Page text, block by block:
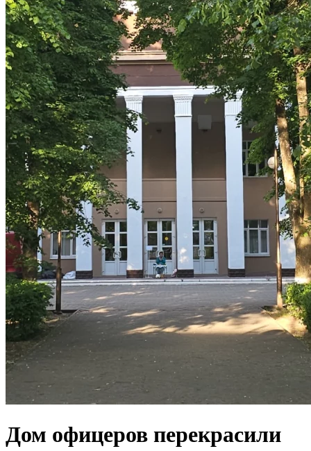
Дом офицеров перекрасили